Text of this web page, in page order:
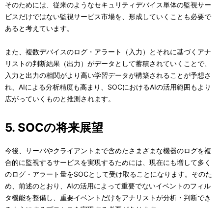
そのためには、従来のようなセキュリティデバイス単体の監視サー
ビスだけではない監視サービス市場を、形成していくことも必要で
あると考えています。
また、複数デバイスのログ・アラート（入力）とそれに基づくアナ
リストの判断結果（出力）がデータとして蓄積されていくことで、
入力と出力の相関がより高い学習データが構築されることが予想さ
れ、AIによる分析精度も高まり、SOCにおけるAIの活用範囲もより
広がっていくものと推測されます。
5. SOCの将来展望
今後、サーバやクライアントまで含めたさまざまな機器のログを複
合的に監視するサービスを実現するためには、現在にも増して多く
のログ・アラート量をSOCとして受け取ることになります。そのた
め、前述のとおり、AIの活用によって重要でないイベントのフィル
タ機能を整備し、重要イベントだけをアナリストが分析・判断でき